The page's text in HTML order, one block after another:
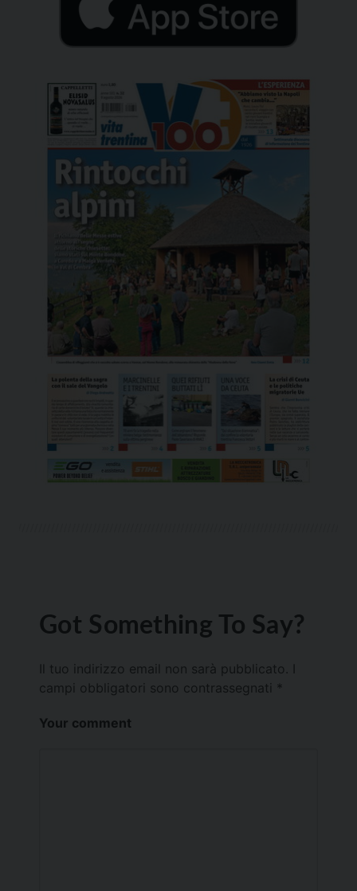
Got Something To Say?
Il tuo indirizzo email non sarà pubblicato.
campi obbligatori sono contrassegnati *
Your comment